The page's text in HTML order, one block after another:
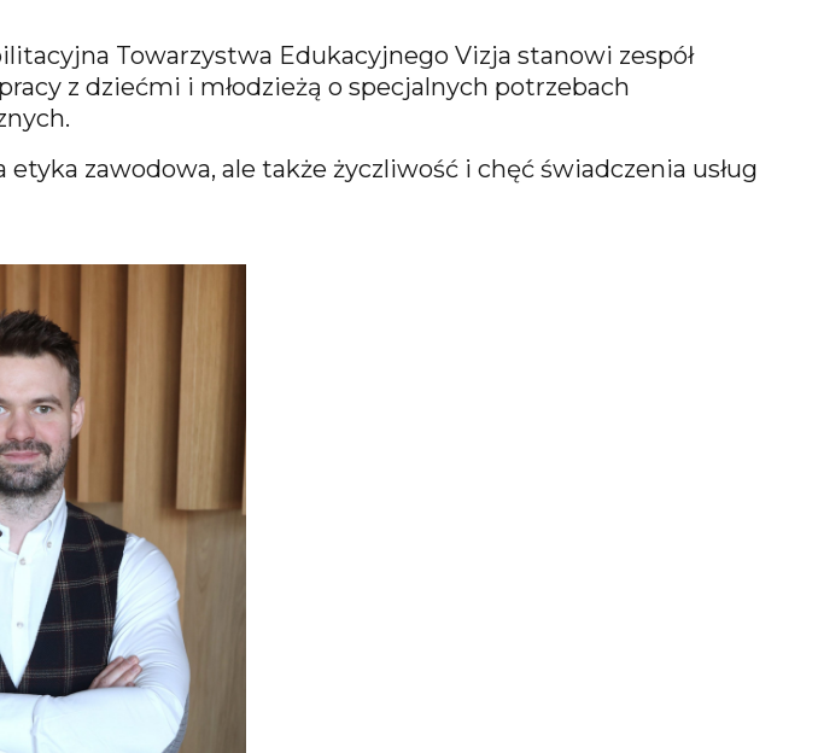
Towarzystwa Edukacyjnego Vizja stanowi zespół
z dziećmi i młodzieżą o specjalnych potrzebach
zawodowa, ale także życzliwość i chęć świadczenia usług